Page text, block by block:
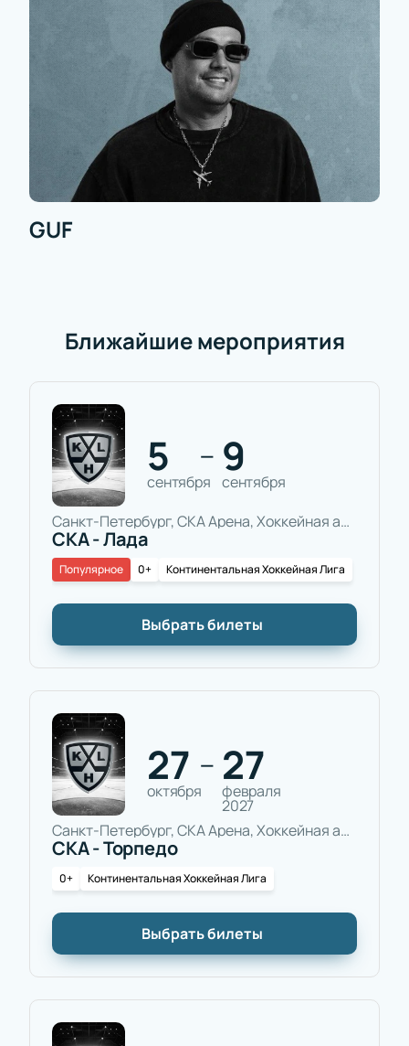
GUF
Ближайшие мероприятия
5
сентября
— 9
сентября
Санкт-Петербург, СКА Арена, Хоккейная арена
СКА - Лада
0+ Континентальная Хоккейная Лига
Популярное
Выбрать билеты
27
октября
— 27
февраля
2027
Санкт-Петербург, СКА Арена, Хоккейная арена
СКА - Торпедо
0+ Континентальная Хоккейная Лига
Выбрать билеты